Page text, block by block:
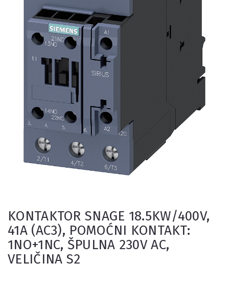
KONTAKTOR SNAGE 18.5KW/400V,
41A (AC3), POMOĆNI KONTAKT:
1NO+1NC, ŠPULNA 230V AC,
VELIČINA S2